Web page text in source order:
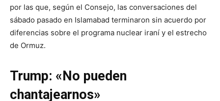
por las que, según el Consejo, las conversaciones del
sábado pasado en Islamabad terminaron sin acuerdo por
diferencias sobre el programa nuclear iraní y el estrecho
de Ormuz.
Trump: «No pueden
chantajearnos»